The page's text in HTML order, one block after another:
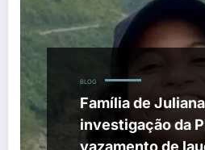
BLOG
Família de
investigação da
vazamento de